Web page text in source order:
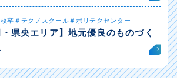
卒＃テクノスクール＃ポリテクセンター
・県央エリア】地元優良のものづく